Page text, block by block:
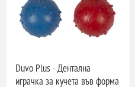
Duvo Plus - Дентална
играчка за кучета във форма